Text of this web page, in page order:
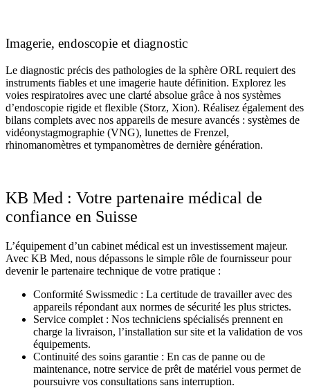
Imagerie, endoscopie et diagnostic
Le diagnostic précis des pathologies de la sphère ORL requiert des
instruments fiables et une imagerie haute définition. Explorez les
voies respiratoires avec une clarté absolue grâce à nos systèmes
d’endoscopie rigide et flexible (Storz, Xion). Réalisez également des
bilans complets avec nos appareils de mesure avancés : systèmes de
vidéonystagmographie (VNG), lunettes de Frenzel,
rhinomanomètres et tympanomètres de dernière génération.
KB Med : Votre partenaire médical de
confiance en Suisse
L’équipement d’un cabinet médical est un investissement majeur.
Avec KB Med, nous dépassons le simple rôle de fournisseur pour
devenir le partenaire technique de votre pratique :
Conformité Swissmedic : La certitude de travailler avec des
appareils répondant aux normes de sécurité les plus strictes.
Service complet : Nos techniciens spécialisés prennent en
charge la livraison, l’installation sur site et la validation de vos
équipements.
Continuité des soins garantie : En cas de panne ou de
maintenance, notre service de prêt de matériel vous permet de
poursuivre vos consultations sans interruption.